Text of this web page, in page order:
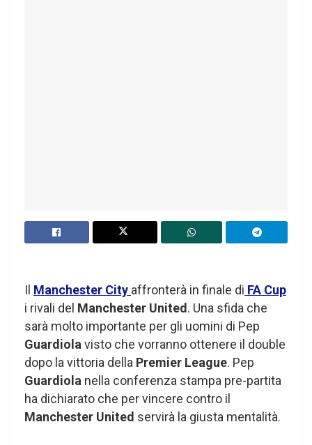
Il Manchester City affronterà in finale di FA Cup
i rivali del Manchester United. Una sfida che
sarà molto importante per gli uomini di Pep
Guardiolavisto che vorranno ottenere il double
dopo la vittoria della Premier League. Pep
Guardiola nella conferenza stampa pre-partita
ha dichiarato che per vincere contro il
Manchester United servirà la giusta mentalità.